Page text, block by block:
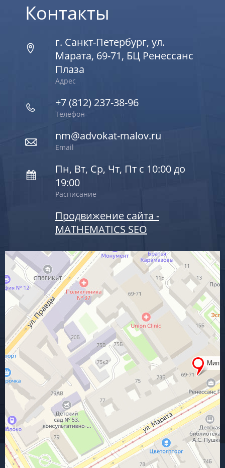
Контакты
г. Санкт-Петербург, ул.
Марата, 69-71, БЦ Ренессанс
Плаза
Адрес
+7 (812) 237-38-96
Телефон
nm@advokat-malov.ru
Email
Пн, Вт, Ср, Чт, Пт с 10:00 до
19:00
Расписание
Продвижение сайта -
MATHEMATICS SEO